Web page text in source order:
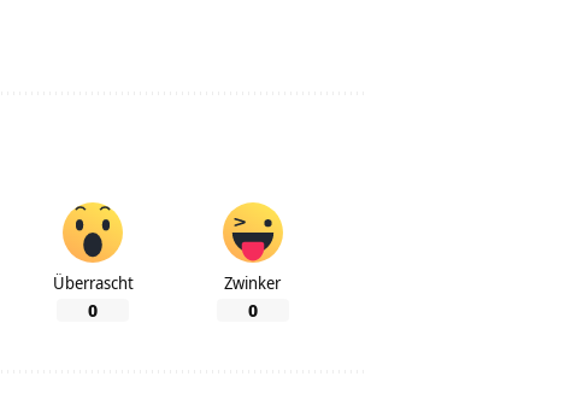
Überrascht
0
Zwinker
0